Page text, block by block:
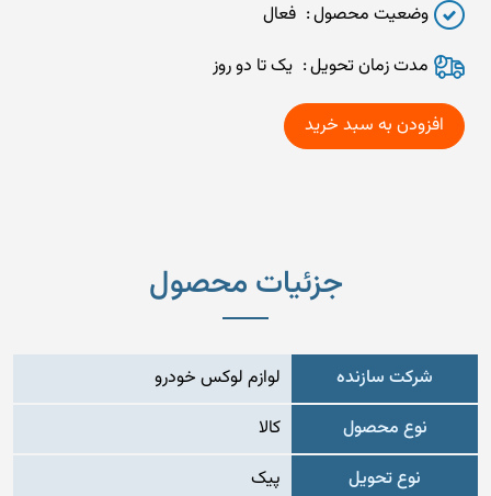
وضعیت محصول
فعال
مدت زمان تحويل
یک تا دو روز
جزئیات محصول
شرکت سازنده
لوازم لوکس خودرو
نوع محصول
کالا
نوع تحویل
پیک